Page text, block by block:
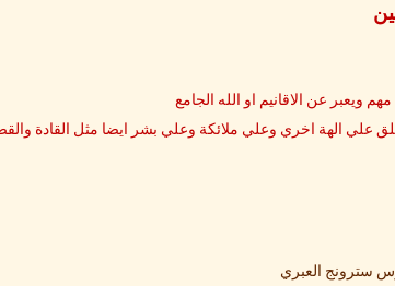
ويعبر عن الاقانيم او الله الجامع
علي الهة اخري وعلي ملائكة وعلي بشر ايضا مثل القادة
سترونج العبري